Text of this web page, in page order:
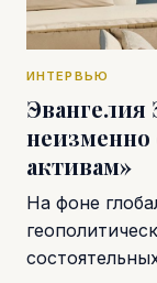
ИНТЕРВЬЮ
Эвангелия
неизменно
активам»
На фоне